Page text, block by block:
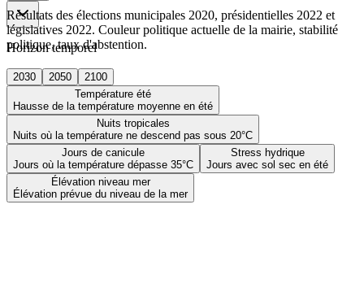
Horizon temporel
2030 2050
2100
Température été
Hausse de la température moyenne en été
Nuits tropicales
Nuits où la température ne descend pas sous 20°C
Jours de canicule
Jours où la température dépasse 35°C
Stress hydrique
Jours avec sol sec en été
Élévation niveau mer
Élévation prévue du niveau de la mer
Résultats des élections municipales 2020, présidentielles 2022 et
législatives 2022. Couleur politique actuelle de la mairie, stabilité
politique, taux d'abstention.